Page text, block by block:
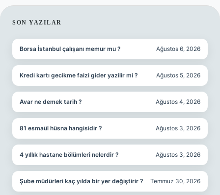
SIDEBAR
SON YAZILAR
Borsa İstanbul çalışanı memur mu ? Ağustos 6, 2026
Kredi kartı gecikme faizi gider yazilir mi ? Ağustos 5, 2026
Avar ne demek tarih ? Ağustos 4, 2026
81 esmaül hüsna hangisidir ? Ağustos 3, 2026
4 yıllık hastane bölümleri nelerdir ? Ağustos 3, 2026
Şube müdürleri kaç yılda bir yer değiştirir ? Temmuz 30, 2026